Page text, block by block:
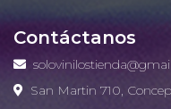
Contáctanos
San Martin 710,